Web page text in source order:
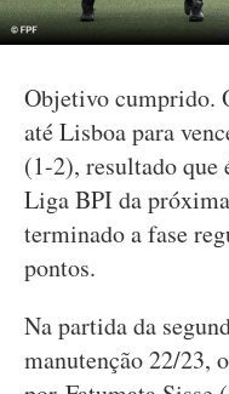
Objetivo cumprido.
até Lisboa para
(1-2), resultado que
Liga BPI da
terminado a fase
pontos.
Na partida da
manutenção 22/23,